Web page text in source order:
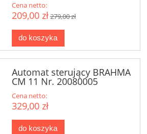
Cena netto:
209,00 zł279,00 zł
do koszyka
Automat sterujący BRAHMA
CM 11 Nr. 20080005
Cena netto:
329,00 zł
do koszyka